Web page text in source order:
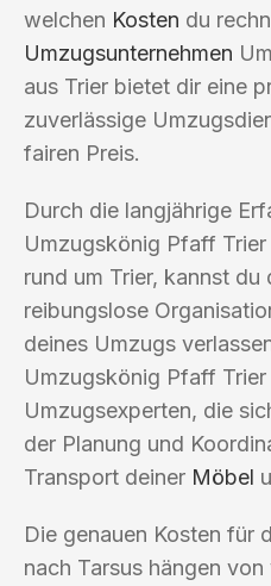
welchen Kosten du
Umzugsunternehmen
aus Trier bietet dir eine
zuverlässige
fairen Preis.
Durch die langjährige
Umzugskönig Pfaff
rund um Trier, kannst du
reibungslose
deines Umzugs
Umzugskönig Pfaff
Umzugsexperten, die
der Planung und
Transport deiner Möbel
Die genauen Kosten für
nach Tarsus hängen